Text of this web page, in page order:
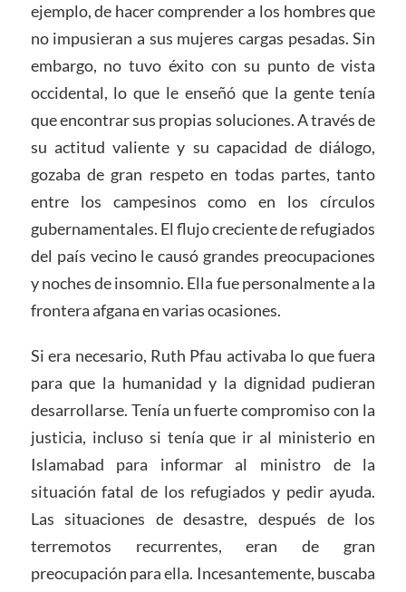
ejemplo, de hacer comprender a los hombres que
no impusieran a sus mujeres cargas pesadas. Sin
embargo, no tuvo éxito con su punto de vista
occidental, lo que le enseñó que la gente tenía
que encontrar sus propias soluciones. A través de
su actitud valiente y su capacidad de diálogo,
gozaba de gran respeto en todas partes, tanto
entre los campesinos como en los círculos
gubernamentales. El flujo creciente de refugiados
del país vecino le causó grandes preocupaciones
y noches de insomnio. Ella fue personalmente a la
frontera afgana en varias ocasiones.
Si era necesario, Ruth Pfau activaba lo que fuera
para que la humanidad y la dignidad pudieran
desarrollarse. Tenía un fuerte compromiso con la
justicia, incluso si tenía que ir al ministerio en
Islamabad para informar al ministro de la
situación fatal de los refugiados y pedir ayuda.
Las situaciones de desastre, después de los
terremotos recurrentes, eran de gran
preocupación para ella. Incesantemente, buscaba